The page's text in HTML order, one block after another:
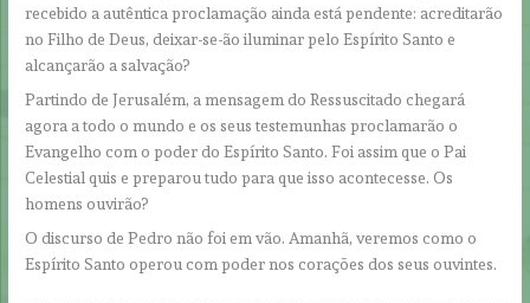
recebido a autêntica proclamação ainda está pendente: acreditarão
no Filho de Deus, deixar-se-ão iluminar pelo Espírito Santo e
alcançarão a salvação?
Partindo de Jerusalém, a mensagem do Ressuscitado chegará
agora a todo o mundo e os seus testemunhas proclamarão o
Evangelho com o poder do Espírito Santo. Foi assim que o Pai
Celestial quis e preparou tudo para que isso acontecesse. Os
homens ouvirão?
O discurso de Pedro não foi em vão. Amanhã, veremos como o
Espírito Santo operou com poder nos corações dos seus ouvintes.